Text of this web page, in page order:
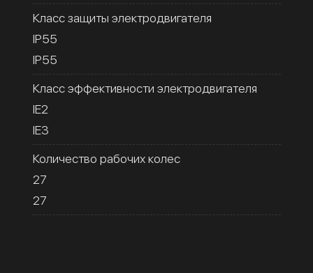
Класс защиты электродвигателя
IP55
IP55
Класс эффективности электродвигателя
IE2
IE3
Количество рабочих колес
27
27